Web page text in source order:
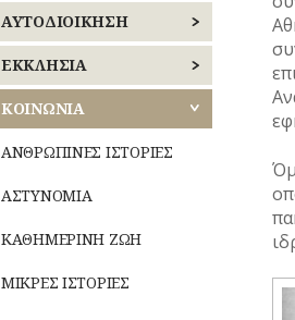
ΑΘΛΗΤΙΣΜΟΣ
ΓΛΥΠΤΙΚΗ
ΖΩΓΡΑΦΙΚΗ
ΘΕΑΤΡΟ
ΚΙΝΗΜΑΤΟΓΡΑΦΟΣ
ΚΟΜΙΚΣ
ΣΚΙΤΣΑ
ΑΥΤΟΔΙΟΙΚΗΣΗ
ΚΕΝΤΡΙΚΟΣ
ΤΟΜΕΑΣ
ΑΘΗΝΩΝ
ΝΟΤΙΟΣ
ΑΘΗΝΩΝ
ΑΝΑΤΟΛΙΚΗΣ
ΑΤΤΙΚΗΣ
ΔΥΤΙΚΗΣ
ΕΚΚΛΗΣΙΑ
ΝΑΟΙ
–
ΜΟΝΕΣ
ΕΝΟΡΙΕΣ
ΕΟΡΤΕΣ
ΞΩΚΚΛΗΣΙΑ
ΚΟΙΝΩΝΙΑ
ΑΝΘΡΩΠΙΝΕΣ ΙΣΤΟΡΙΕΣ
ΑΣΤΥΝΟΜΙΑ
ΚΑΘΗΜΕΡΙΝΗ ΖΩΗ
ΜΙΚΡΕΣ ΙΣΤΟΡΙΕΣ